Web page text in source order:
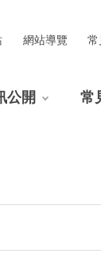
網站導覽 常
公開 常